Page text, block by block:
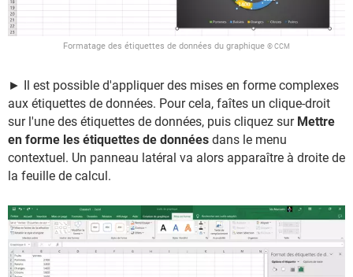
Formatage des étiquettes de données du graphique © CCM
► Il est possible d'appliquer des mises en forme complexes
aux étiquettes de données. Pour cela, faîtes un clique-droit
sur l'une des étiquettes de données, puis cliquez sur Mettre
en forme les étiquettes de données dans le menu
contextuel. Un panneau latéral va alors apparaître à droite de
la feuille de calcul.